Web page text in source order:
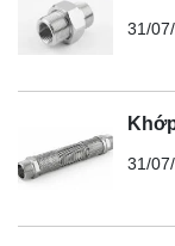
31/
31/